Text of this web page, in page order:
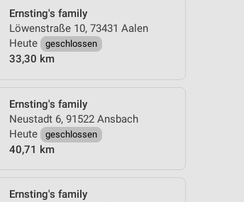
Ernsting's family
Löwenstraße 10, 73431 Aalen
Heute
geschlossen
33,30 km
Ernsting's family
Neustadt 6, 91522 Ansbach
Heute
geschlossen
40,71 km
Ernsting's family